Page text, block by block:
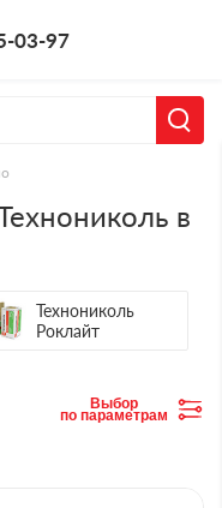
03-97
в
Технониколь
Роклайт
Выбор
по параметрам